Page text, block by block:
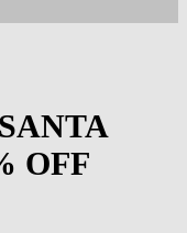
OFF